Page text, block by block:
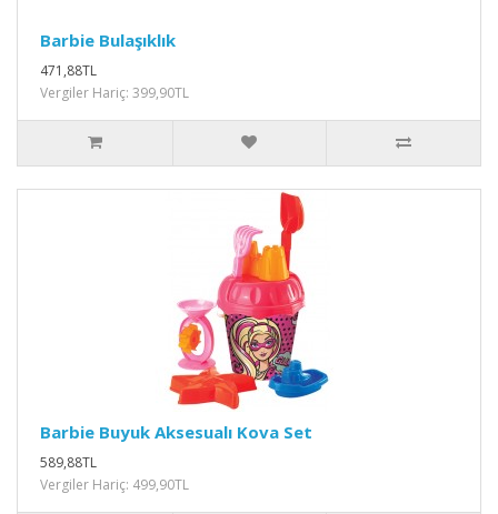
Barbie Bulaşıklık
471,88TL
Vergiler Hariç: 399,90TL
Barbie Buyuk Aksesualı Kova Set
589,88TL
Vergiler Hariç: 499,90TL